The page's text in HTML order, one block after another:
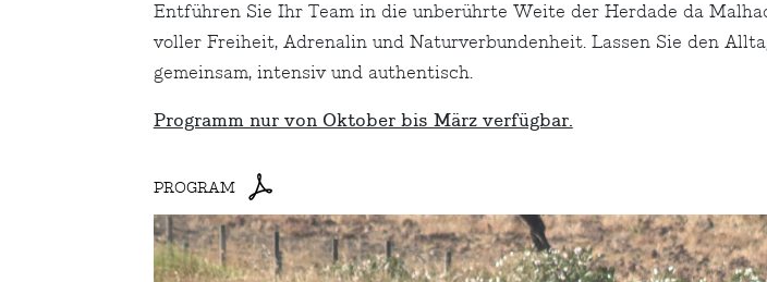
Entführen Sie Ihr Team in die unberührte Weite der Herdade da
voller Freiheit, Adrenalin und Naturverbundenheit. Lassen Sie den
gemeinsam, intensiv und authentisch.
Programm nur von Oktober bis März verfügbar.
PROGRAM